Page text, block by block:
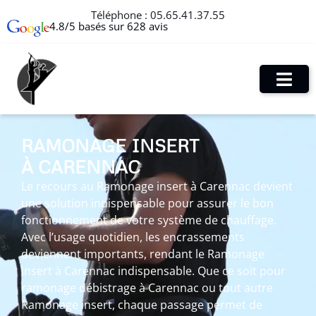
Téléphone : 05.65.41.37.55
4.8/5 basés sur 628 avis
RAMONAGE INSERT
À CARENNAC
Le recours au Ramonage insert à Carennac devient
une solution indispensable pour assurer le bon
fonctionnement de votre système de chauffage.
Avec l’usage quotidien, les encrassements
deviennent importants, rendant le Ramonage
insert à Carennac indispensable. Que ce soit pour
ramonage débistrage à Carennac ou tout autre
Ramonage insert, chaque passage permet de